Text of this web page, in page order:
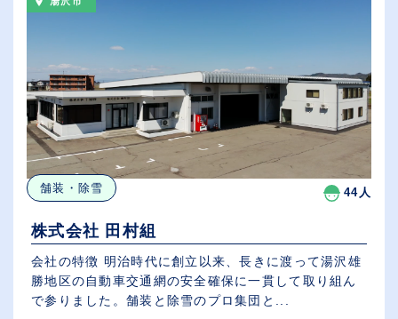
舗装・除雪 44人
株式会社 田村組
会社の特徴 明治時代に創立以来、長きに渡って湯沢雄
勝地区の自動車交通網の安全確保に一貫して取り組ん
で参りました。舗装と除雪のプロ集団と...